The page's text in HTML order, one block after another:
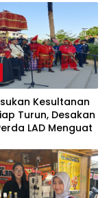
Kesultanan
Turun, Desakan
LAD Menguat